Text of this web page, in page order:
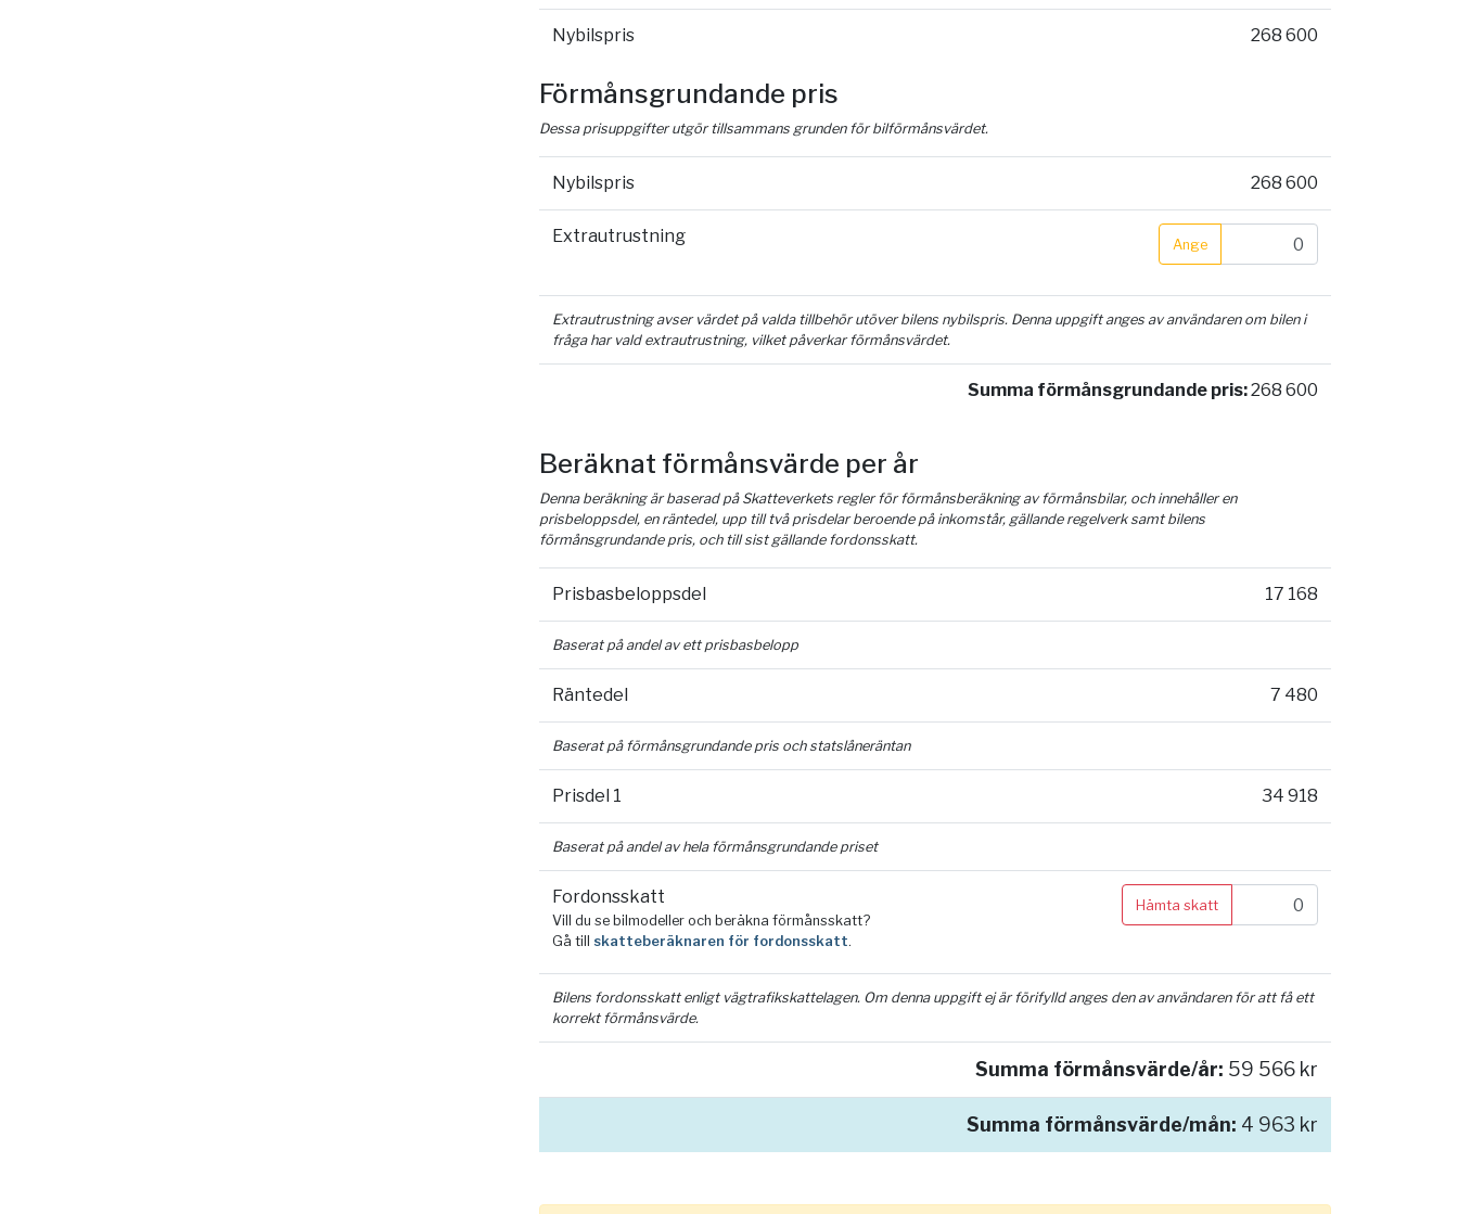
Nybilspris 268 600
Förmånsgrundande pris
Dessa prisuppgifter utgör tillsammans grunden för bilförmånsvärdet.
Nybilspris 268 600
Extrautrustning Ange
Extrautrustning avser värdet på valda tillbehör utöver bilens nybilspris. Denna uppgift anges av användaren om bilen i
fråga har vald extrautrustning, vilket påverkar förmånsvärdet.
Summa förmånsgrundande pris:268 600
Beräknat förmånsvärde per år
Denna beräkning är baserad på Skatteverkets regler för förmånsberäkning av förmånsbilar, och innehåller en
prisbeloppsdel, en räntedel, upp till två prisdelar beroende på inkomstår, gällande regelverk samt bilens
förmånsgrundande pris, och till sist gällande fordonsskatt.
Prisbasbeloppsdel 17 168
Baserat på andel av ett prisbasbelopp
Räntedel 7 480
Baserat på förmånsgrundande pris och statslåneräntan
Prisdel 1 34 918
Baserat på andel av hela förmånsgrundande priset
Fordonsskatt
Vill du se bilmodeller och beräkna förmånsskatt?
Gå till skatteberäknaren för fordonsskatt.
Hämta skatt
Bilens fordonsskatt enligt vägtrafikskattelagen. Om denna uppgift ej är förifylld anges den av användaren för att få ett
korrekt förmånsvärde.
Summa förmånsvärde/år: 59 566 kr
Summa förmånsvärde/mån: 4 963 kr